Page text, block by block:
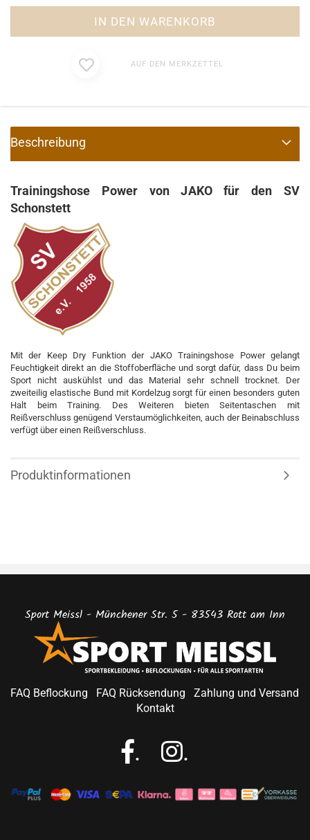
AUF DEN MERKZETTEL
Beschreibung
Trainingshose Power von JAKO für den SV
Schonstett
Mit der Keep Dry Funktion der JAKO Trainingshose Power gelangt
Feuchtigkeit direkt an die Stoffoberfläche und sorgt dafür, dass Du beim
Sport nicht auskühlst und das Material sehr schnell trocknet. Der
zweiteilig elastische Bund mit Kordelzug sorgt für einen besonders guten
Halt beim Training. Des Weiteren bieten Seitentaschen mit
Reißverschluss genügend Verstaumöglichkeiten, auch der Beinabschluss
verfügt über einen Reißverschluss.
Produktinformationen
Sport Meissl - Münchener Str. 5 - 83543 Rott am Inn
FAQ Beflockung FAQ Rücksendung
Zahlung und Versand
Kontakt
. .